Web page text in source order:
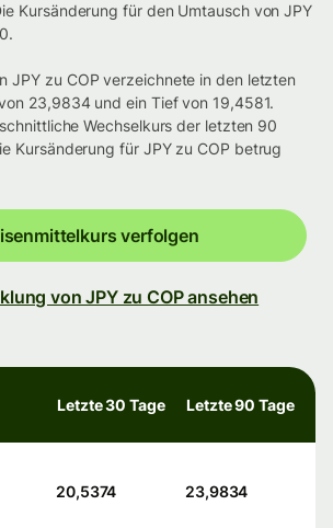
Kursänderung für den Umtausch von JPY
JPY zu COP verzeichnete in den letzten
23,9834 und ein Tief von 19,4581.
Wechselkurs der letzten 90
Kursänderung für JPY zu COP betrug
verfolgen
von JPY zu COP ansehen
Letzte 30 Tage Letzte 90 Tage
20,5374 23,9834